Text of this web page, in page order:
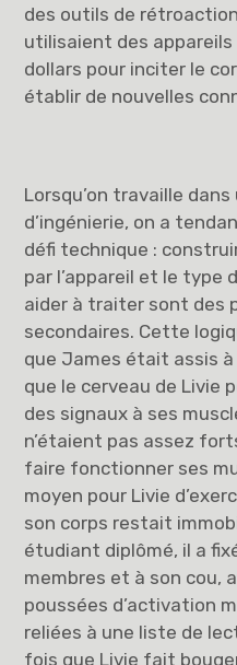
des outils de
utilisaient des appareils
dollars pour inciter le
établir de nouvelles
Lorsqu’on travaille
d’ingénierie, on a
défi technique :
par l’appareil et le type
aider à traiter sont des
secondaires. Cette
que James était assis
que le cerveau de Livie
des signaux à ses
n’étaient pas assez
faire fonctionner ses
moyen pour Livie
son corps restait
étudiant diplômé, il a
membres et à son cou,
poussées d’activation
reliées à une liste de
fois que Livie fait